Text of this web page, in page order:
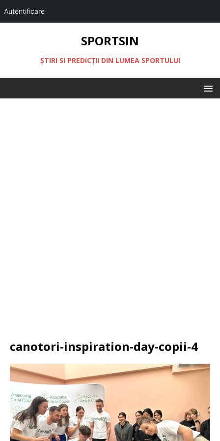
Autentificare
SPORTSIN
ŞTIRI SI PREDICŢII DIN LUMEA SPORTULUI
canotori-inspiration-day-copii-4